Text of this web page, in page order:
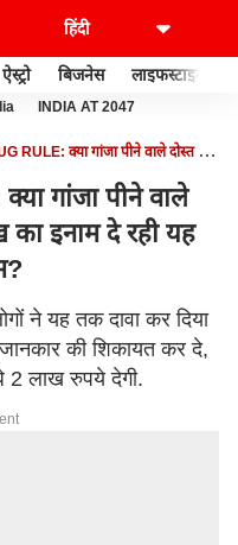
ऐस्ट्रो बिजनेस लाइफस्टाइल
INDIA AT 2047
RULE: क्या गांजा पीने वाले दोस्त को
गांजा पीने वाले
इनाम दे रही यह
ने यह तक दावा कर दिया
की शिकायत कर दे,
2 लाख रुपये देगी.